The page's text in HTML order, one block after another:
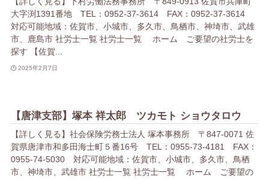
大字渕1391番地 TEL：0952-37-3614 FAX：0952-37-3614
対応可能地域：佐賀市、小城市、多久市、鳥栖市、神埼市、武雄
市、鹿島市 社労士一覧 社労士一覧 ホーム ご要望の社労士を
探す 【佐賀...
2025年2月7日
【唐津支部】塚本 祥太郎 ツカモト ショウタロウ
【詳しく見る】社会保険労務士法人 塚本事務所 〒847-0071 佐
賀県唐津市和多田海士町５番16号 TEL：0955-73-4181 FAX：
0955-74-5030 対応可能地域：佐賀市、小城市、多久市、鳥栖
市、神埼市、武雄市 社労士一覧 社労士一覧 ホーム ご要望の